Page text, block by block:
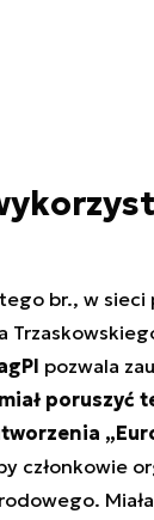
br., w
pozwala
poruszyć
członkowie